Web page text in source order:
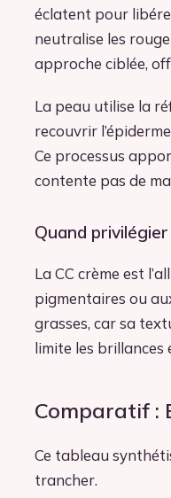
éclatent pour
neutralise les
approche ciblée,
La peau utilise la
recouvrir
Ce processus
contente pas de
Quand
La CC crème est
pigmentaires ou
grasses, car sa
limite les brillances
Comparatif :
Ce tableau
trancher.